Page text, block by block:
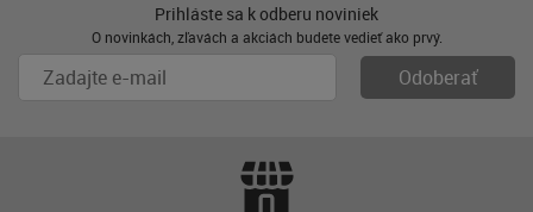
Prihláste sa k odberu noviniek
O novinkách, zľavách a akciách budete vedieť ako prvý.